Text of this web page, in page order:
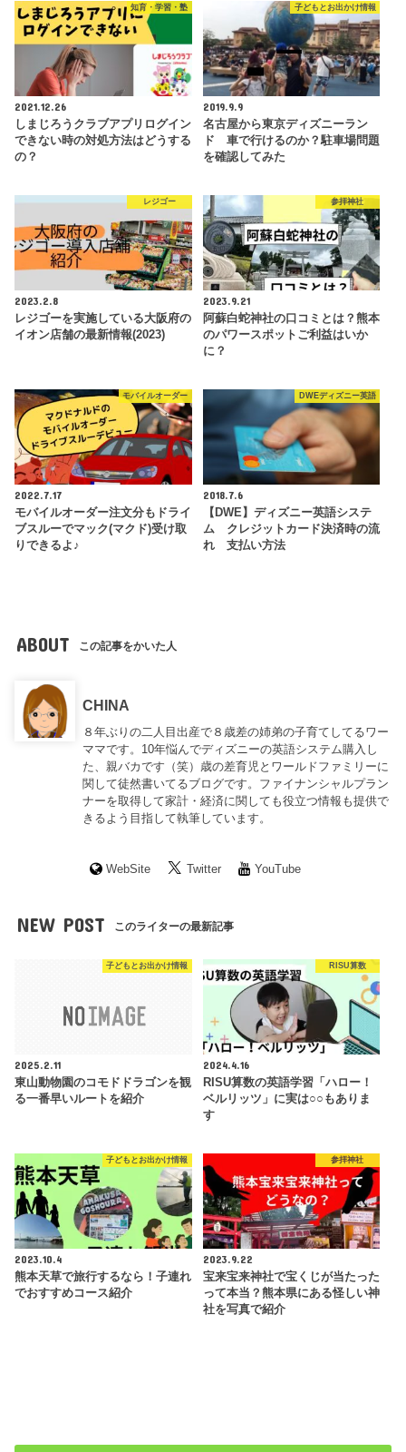
知育・学習・塾
2021.12.26
しまじろうクラブアプリログイン
できない時の対処方法はどうする
の？
子どもとお出かけ情報
2019.9.9
名古屋から東京ディズニーラン
ド 車で行けるのか？駐車場問題
を確認してみた
レジゴー
2023.2.8
レジゴーを実施している大阪府の
イオン店舗の最新情報(2023)
参拝神社
2023.9.21
阿蘇白蛇神社の口コミとは？熊本
のパワースポットご利益はいか
に？
モバイルオーダー
2022.7.17
モバイルオーダー注文分もドライ
ブスルーでマック(マクド)受け取
りできるよ♪
DWEディズニー英語
2018.7.6
【DWE】ディズニー英語システ
ム クレジットカード決済時の流
れ 支払い方法
ABOUT この記事をかいた人
CHINA
８年ぶりの二人目出産で８歳差の姉弟の子育てしてるワー
ママです。10年悩んでディズニーの英語システム購入し
た、親バカです（笑）歳の差育児とワールドファミリーに
関して徒然書いてるブログです。ファイナンシャルプラン
ナーを取得して家計・経済に関しても役立つ情報も提供で
きるよう目指して執筆しています。
WebSite Twitter YouTube
NEW POST このライターの最新記事
子どもとお出かけ情報
2025.2.11
東山動物園のコモドドラゴンを観
る一番早いルートを紹介
RISU算数
2024.4.16
RISU算数の英語学習「ハロー！
ベルリッツ」に実は○○もありま
す
子どもとお出かけ情報
2023.10.4
熊本天草で旅行するなら！子連れ
でおすすめコース紹介
参拝神社
2023.9.22
宝来宝来神社で宝くじが当たった
って本当？熊本県にある怪しい神
社を写真で紹介